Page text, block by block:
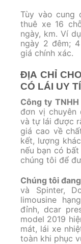
Tùy vào cung
thuê xe 16
ngày, km. Ví
ngày 2 đêm;
giá chính xác.
ĐỊA CHỈ
CÓ LÁI UY
Công ty
đơn vị chuyên
và tự lái được
giá cao về
kết, lượng
nếu bạn có
chúng tôi để
Chúng tôi
và Spinter,
limousine
đỉnh, dcar
model 2019
mát, lái xe
toàn khi phục